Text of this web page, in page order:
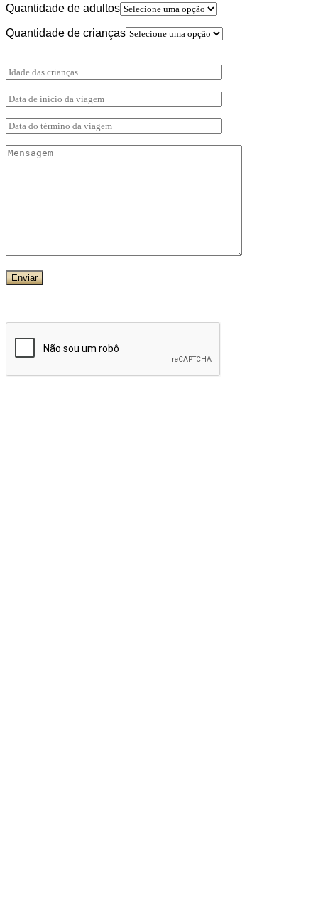
Quantidade de adultos
Quantidade de crianças